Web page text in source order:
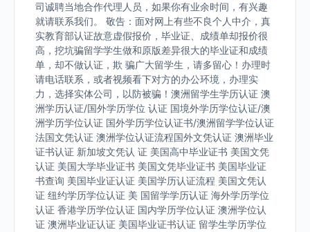
司诚聘当地合作代理人员，如果你有业余时间，有兴趣
就请联系我们。 敬告：面对网上有些不良个人中介，真
实教育部认证故意虚假报价，毕业证、成绩单却报价很
高，挖坑骗留学学生做和原版差异很大的毕业证和成绩
单，却不做认证，欺 骗广大留学生，请多留心！办理时
请电话联系，或者视频看下对方的办公环境，办理实
力，选择实体公司，以防被骗！澳洲留学生学历认证 澳
洲学历认证/国外学历学位 认证 国境外学历学位认证/澳
洲学历学位认证 国外学历学位认证书/澳洲留学学位认证
法国文凭认证 澳洲学位认证流程国外文凭认证 澳洲毕业
证书认证 新加坡文凭认 证 美国高中毕业证书 美国文凭
认证 美国大学毕业证书 美国文凭毕业证书 美国毕业证
书查询 美国毕业证认证 美国学历认证流程 美国文凭认
证 纽约学历学位认证 美 国留学学历认证 海外学历学位
认证 香港学历学位认证 国内学历学位认证 澳洲学位认
证 澳洲毕业证认证 美国毕业证书认证 留学生学历学位